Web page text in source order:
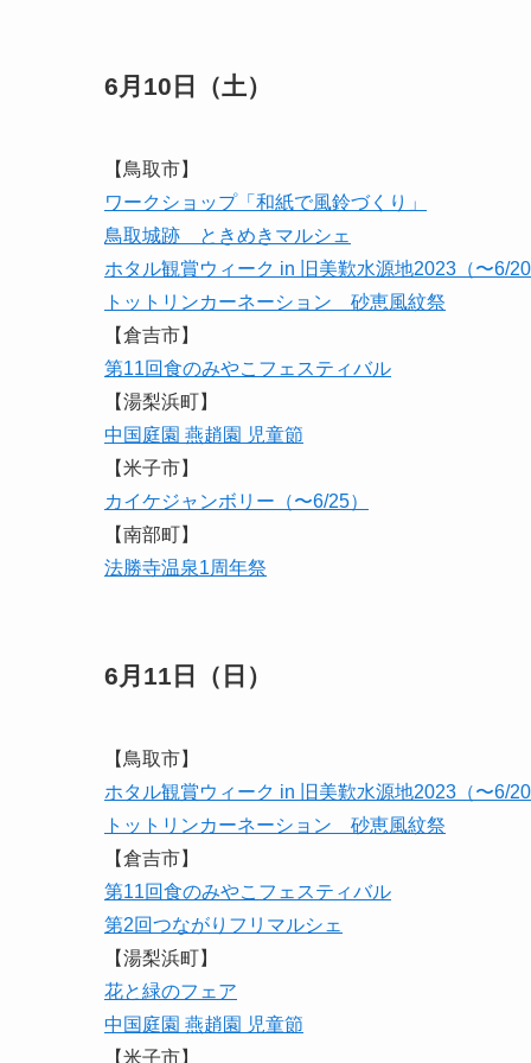
6月10日（土）
【鳥取市】
ワークショップ「和紙で風鈴づくり」
鳥取城跡 ときめきマルシェ
ホタル観賞ウィーク in 旧美歎水源地2023（〜6/
トットリンカーネーション 砂恵風紋祭
【倉吉市】
第11回食のみやこフェスティバル
【湯梨浜町】
中国庭園 燕趙園 児童節
【米子市】
カイケジャンボリー（〜6/25）
【南部町】
法勝寺温泉1周年祭
6月11日（日）
【鳥取市】
ホタル観賞ウィーク in 旧美歎水源地2023（〜6/
トットリンカーネーション 砂恵風紋祭
【倉吉市】
第11回食のみやこフェスティバル
第2回つながりフリマルシェ
【湯梨浜町】
花と緑のフェア
中国庭園 燕趙園 児童節
【米子市】